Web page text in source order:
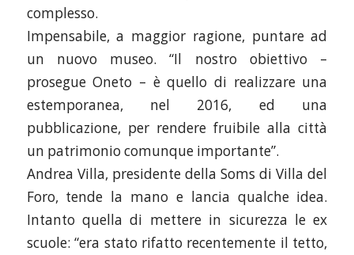
complesso.
Impensabile, a maggior ragione, puntare ad
un nuovo museo. “Il nostro obiettivo –
prosegue Oneto – è quello di realizzare una
estemporanea, nel 2016, ed una
pubblicazione, per rendere fruibile alla città
un patrimonio comunque importante”.
Andrea Villa, presidente della Soms di Villa del
Foro, tende la mano e lancia qualche idea.
Intanto quella di mettere in sicurezza le ex
scuole: “era stato rifatto recentemente il tetto,